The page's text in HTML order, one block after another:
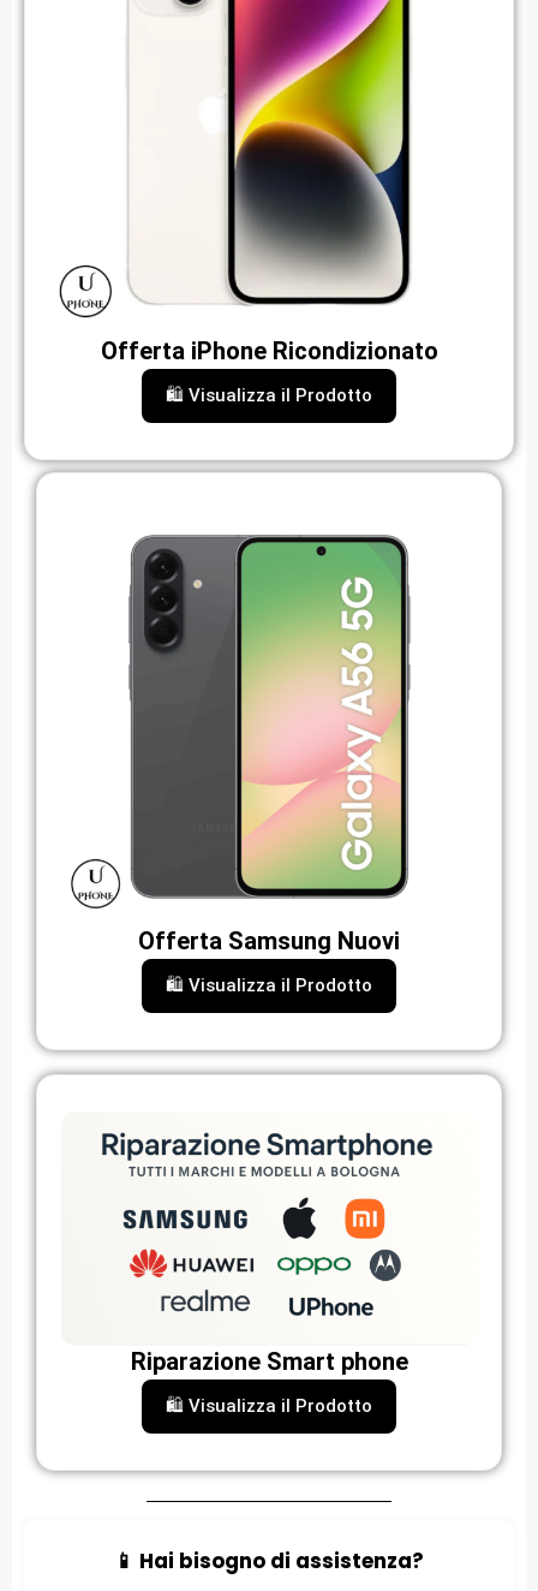
Offerta iPhone Ricondizionato
🛍️ Visualizza il Prodotto
Offerta Samsung Nuovi
🛍️ Visualizza il Prodotto
Riparazione Smart phone
🛍️ Visualizza il Prodotto
📱 Hai bisogno di assistenza?